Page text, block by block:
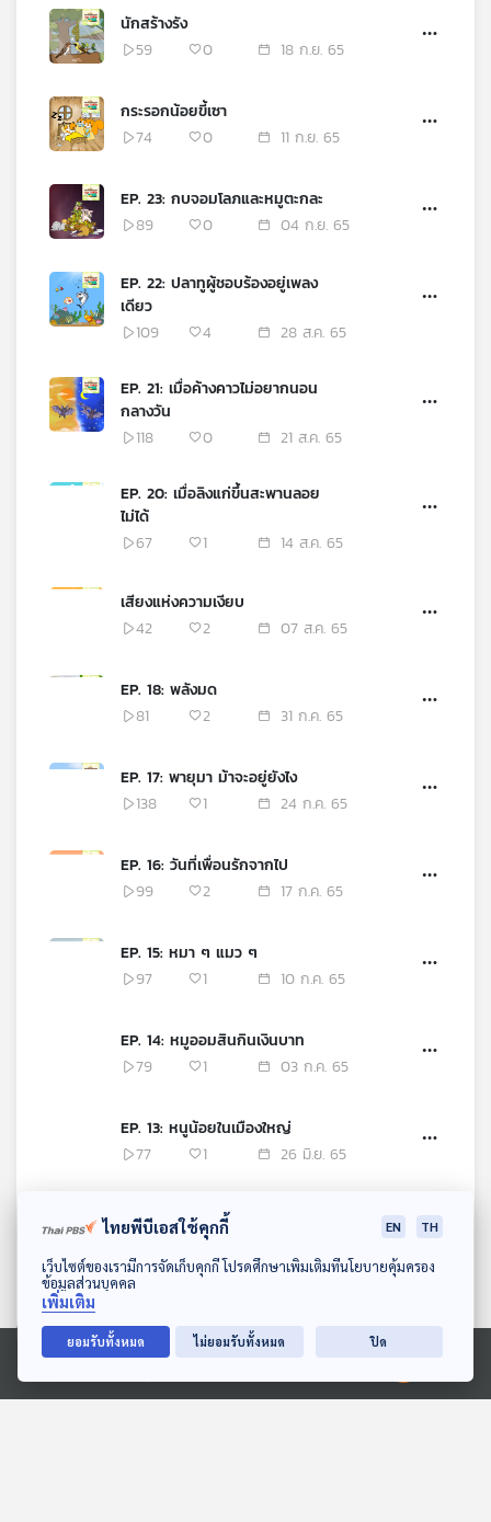
แผนที่
ดาวน์โหลด Thai PBS Podcast Application
Ⓒ 2020 องค์การกระจายเสียงและแพร่ภาพสาธารณะแห่งประเทศไทย
นักสร้างรัง
59
0 18 ก.ย. 65
กระรอกน้อยขี้เซา
74
0 11 ก.ย. 65
EP. 23: กบจอมโลภและหมูตะกละ
89
0 04 ก.ย. 65
EP. 22: ปลาทูผู้ชอบร้องอยู่เพลง
เดียว
109
4 28 ส.ค. 65
EP. 21: เมื่อค้างคาวไม่อยากนอน
กลางวัน
118
0 21 ส.ค. 65
EP. 20: เมื่อลิงแก่ขึ้นสะพานลอย
ไม่ได้
67
1 14 ส.ค. 65
เสียงแห่งความเงียบ
42
2 07 ส.ค. 65
EP. 18: พลังมด
81
2 31 ก.ค. 65
EP. 17: พายุมา ม้าจะอยู่ยังไง
138
1 24 ก.ค. 65
EP. 16: วันที่เพื่อนรักจากไป
99
2 17 ก.ค. 65
EP. 15: หมา ๆ แมว ๆ
97
1 10 ก.ค. 65
EP. 14: หมูออมสินกินเงินบาท
79
1 03 ก.ค. 65
EP. 13: หนูน้อยในเมืองใหญ่
77
1 26 มิ.ย. 65
EP. 12: ดุริยางค์ของผองเพื่อน
53
1
2,173
1 12 มิ.ย. 65
ไทยพีบีเอสใช้คุกกี้ EN TH
เว็บไซต์ของเรามีการจัดเก็บคุกกี้ โปรดศึกษาเพิ่มเติมที่นโยบายคุ้มครอง
ข้อมูลส่วนบุคคล
เพิ่มเติม
ยอมรับทั้งหมด ไม่ยอมรับทั้งหมด ปิด